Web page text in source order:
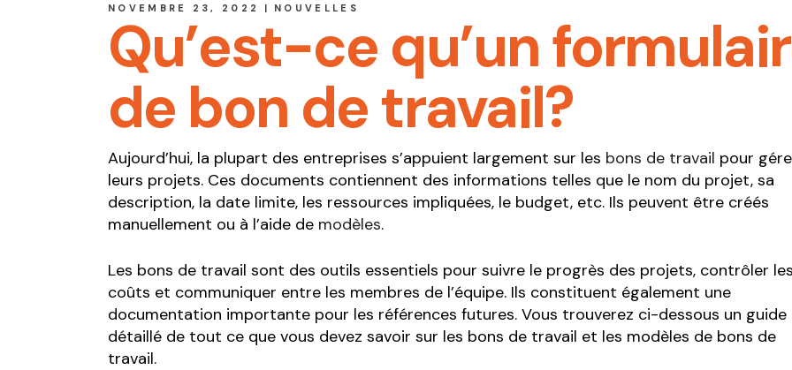
Formulaire de décharge de
Responsabilité
NOVEMBRE 23, 2022 NOUVELLES
Qu’est-ce qu’un
de bon de travail?
Aujourd’hui, la plupart des entreprises s’appuient largement sur les bons de travail pour
leurs projets. Ces documents contiennent des informations telles que le nom du projet, sa
description, la date limite, les ressources impliquées, le budget, etc. Ils peuvent être créés
manuellement ou à l’aide de modèles.
Les bons de travail sont des outils essentiels pour suivre le progrès des projets, contrôler les
coûts et communiquer entre les membres de l’équipe. Ils constituent également une
documentation importante pour les références futures. Vous trouverez ci-dessous un guide
détaillé de tout ce que vous devez savoir sur les bons de travail et les modèles de bons de
travail.